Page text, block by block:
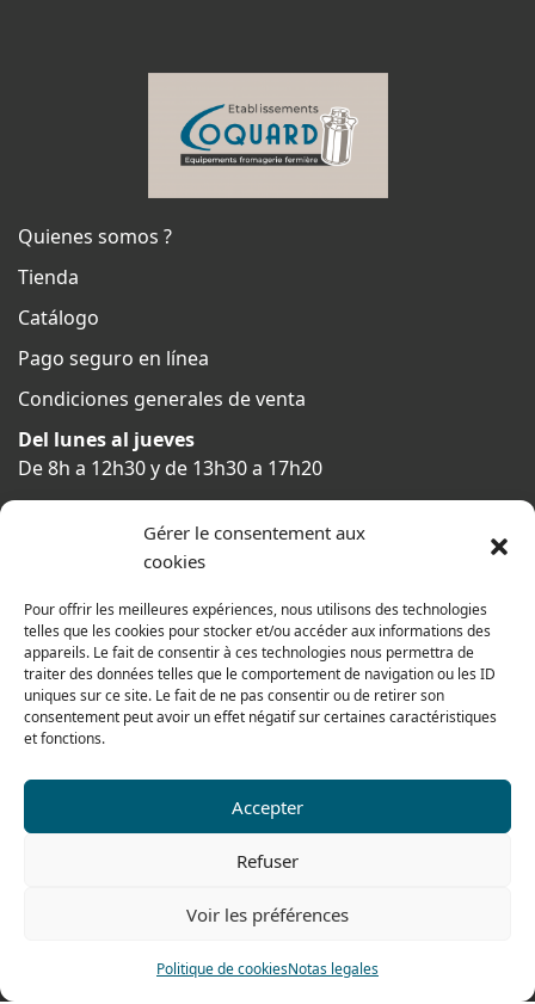
Gérer le consentement aux
cookies
Pour offrir les meilleures expériences, nous utilisons des technologies
telles que les cookies pour stocker et/ou accéder aux informations des
appareils. Le fait de consentir à ces technologies nous permettra de
traiter des données telles que le comportement de navigation ou les ID
uniques sur ce site. Le fait de ne pas consentir ou de retirer son
consentement peut avoir un effet négatif sur certaines caractéristiques
et fonctions.
Accepter
Refuser
Voir les préférences
Politique de cookiesNotas legales
Quienes somos ?
Tienda
Catálogo
Pago seguro en línea
Condiciones generales de venta
Del lunes al jueves
De 8h a 12h30 y de 13h30 a 17h20
De 8h a 12h30 y de 13h30 a 16h
Nuestra gama para particulares
Contáctenos
Fax: 0033 474 62 81 69
478 rue Alexandre Richetta
69400 Villefranche sur Saône